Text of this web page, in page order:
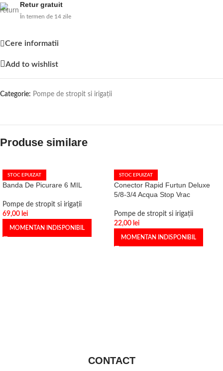
Retur gratuit
În termen de 14 zile
Cere informatii
Add to wishlist
Categorie: Pompe de stropit si irigații
Produse similare
STOC EPUIZAT
Banda De Picurare 6 MIL
Pompe de stropit si irigații
69,00 lei
MOMENTAN INDISPONIBIL
STOC EPUIZAT
Conector Rapid Furtun Deluxe
5/8-3/4 Acqua Stop Vrac
Pompe de stropit si irigații
22,00 lei
MOMENTAN INDISPONIBIL
CONTACT